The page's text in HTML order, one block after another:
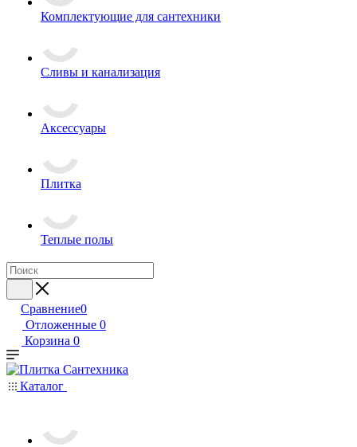
Комплектующие для сантехники
Сливы и канализация
Аксессуары
Плитка
Теплые полы
Сравнение0
Отложенные 0
Корзина 0
Каталог